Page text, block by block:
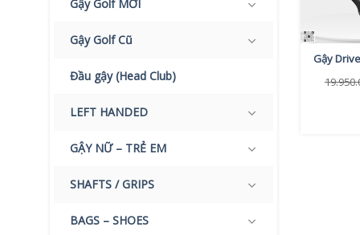
Gậy Golf MỚI
Gậy Golf Cũ
Đầu gậy (Head Club)
LEFT HANDED
GẬY NỮ – TRẺ EM
SHAFTS / GRIPS
BAGS – SHOES
Gậy